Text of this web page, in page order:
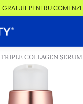
PENTRU COMENZI
TRIPLE COLLAGEN